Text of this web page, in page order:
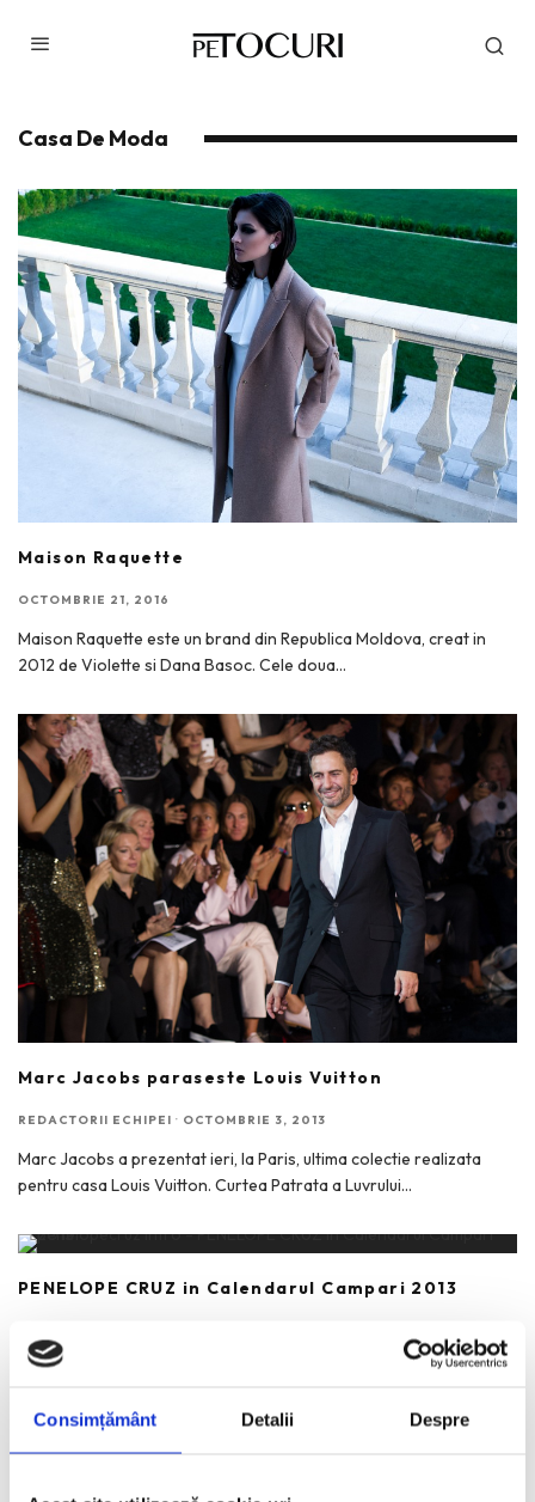
Consimțământ Detalii Despre
Casa De Moda
Maison Raquette
OCTOMBRIE 21, 2016
Maison Raquette este un brand din Republica Moldova, creat in
2012 de Violette si Dana Basoc. Cele doua...
Marc Jacobs paraseste Louis Vuitton
REDACTORII ECHIPEI · OCTOMBRIE 3, 2013
Marc Jacobs a prezentat ieri, la Paris, ultima colectie realizata
pentru casa Louis Vuitton. Curtea Patrata a Luvrului...
PENELOPE CRUZ in Calendarul Campari 2013
Pisici negre, oglinzi sparte, sare varsata, mers pe sub scari,